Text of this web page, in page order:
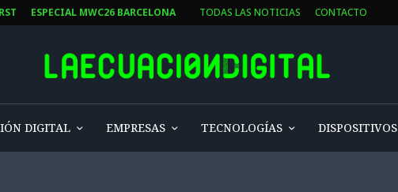
ESPECIAL MWC26 BARCELONA TODAS LAS NOTICIAS CONTACTO
DIGITAL EMPRESAS TECNOLOGÍAS DISPOSITIVOS